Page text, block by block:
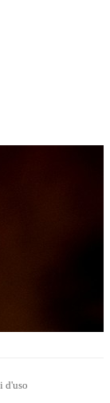
d'uso